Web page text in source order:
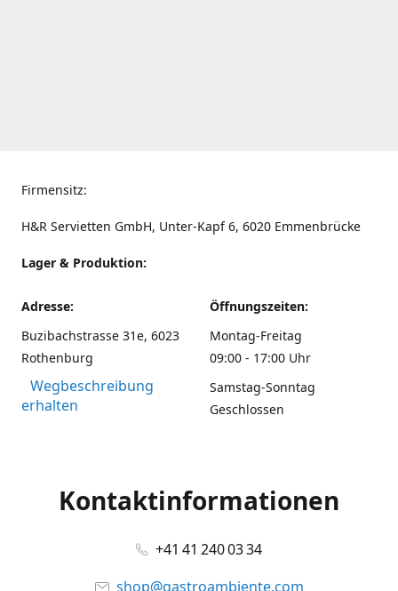
Firmensitz:
H&R Servietten GmbH, Unter-Kapf 6, 6020 Emmenbrücke
Lager & Produktion:
Adresse:
Buzibachstrasse 31e, 6023
Rothenburg
Wegbeschreibung
erhalten
Öffnungszeiten:
Montag-Freitag
09:00 - 17:00 Uhr
Samstag-Sonntag
Geschlossen
Kontaktinformationen
+41 41 240 03 34
shop@gastroambiente.com